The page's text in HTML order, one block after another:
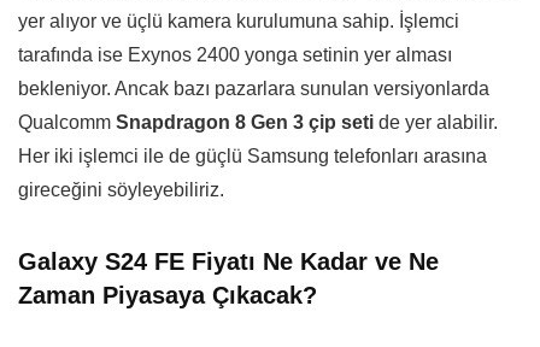
yer alıyor ve üçlü kamera kurulumuna sahip. İşlemci
tarafında ise Exynos 2400 yonga setinin yer alması
bekleniyor. Ancak bazı pazarlara sunulan versiyonlarda
Qualcomm Snapdragon 8 Gen 3 çip seti de yer alabilir.
Her iki işlemci ile de güçlü Samsung telefonları arasına
gireceğini söyleyebiliriz.
Galaxy S24 FE Fiyatı Ne Kadar ve Ne
Zaman Piyasaya Çıkacak?